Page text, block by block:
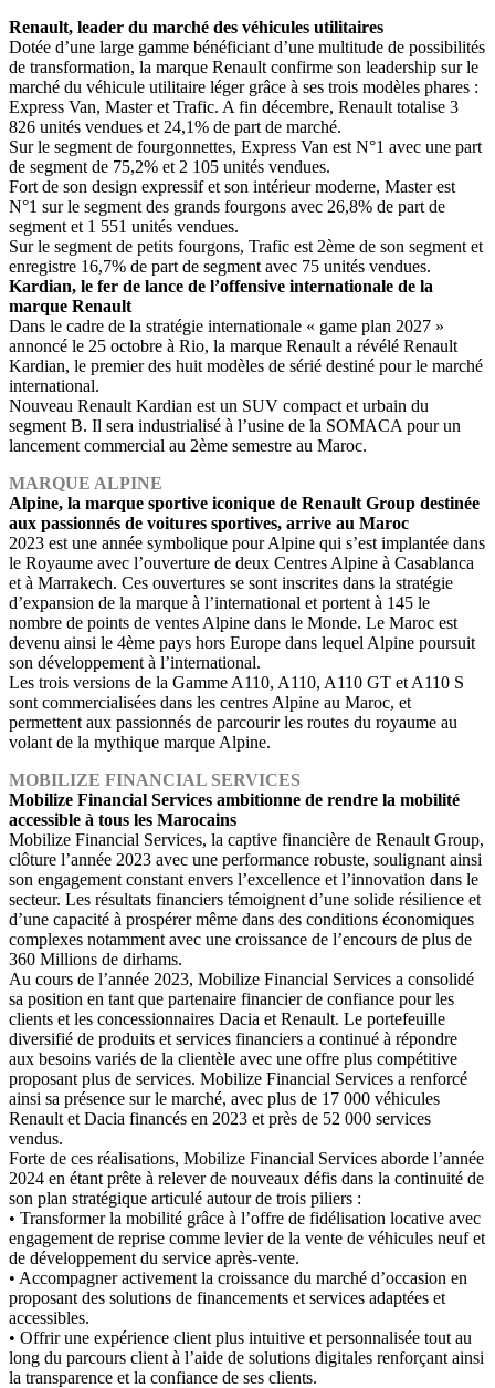
Renault, leader du marché des véhicules utilitaires
Dotée d’une large gamme bénéficiant d’une multitude de possibilités
de transformation, la marque Renault confirme son leadership sur le
marché du véhicule utilitaire léger grâce à ses trois modèles phares :
Express Van, Master et Trafic. A fin décembre, Renault totalise 3
826 unités vendues et 24,1% de part de marché.
Sur le segment de fourgonnettes, Express Van est N°1 avec une part
de segment de 75,2% et 2 105 unités vendues.
Fort de son design expressif et son intérieur moderne, Master est
N°1 sur le segment des grands fourgons avec 26,8% de part de
segment et 1 551 unités vendues.
Sur le segment de petits fourgons, Trafic est 2ème de son segment et
enregistre 16,7% de part de segment avec 75 unités vendues.
Kardian, le fer de lance de l’offensive internationale de la
marque Renault
Dans le cadre de la stratégie internationale « game plan 2027 »
annoncé le 25 octobre à Rio, la marque Renault a révélé Renault
Kardian, le premier des huit modèles de sérié destiné pour le marché
international.
Nouveau Renault Kardian est un SUV compact et urbain du
segment B. Il sera industrialisé à l’usine de la SOMACA pour un
lancement commercial au 2ème semestre au Maroc.
MARQUE ALPINE
Alpine, la marque sportive iconique de Renault Group destinée
aux passionnés de voitures sportives, arrive au Maroc
2023 est une année symbolique pour Alpine qui s’est implantée dans
le Royaume avec l’ouverture de deux Centres Alpine à Casablanca
et à Marrakech. Ces ouvertures se sont inscrites dans la stratégie
d’expansion de la marque à l’international et portent à 145 le
nombre de points de ventes Alpine dans le Monde. Le Maroc est
devenu ainsi le 4ème pays hors Europe dans lequel Alpine poursuit
son développement à l’international.
Les trois versions de la Gamme A110, A110, A110 GT et A110 S
sont commercialisées dans les centres Alpine au Maroc, et
permettent aux passionnés de parcourir les routes du royaume au
volant de la mythique marque Alpine.
MOBILIZE FINANCIAL SERVICES
Mobilize Financial Services ambitionne de rendre la mobilité
accessible à tous les Marocains
Mobilize Financial Services, la captive financière de Renault Group,
clôture l’année 2023 avec une performance robuste, soulignant ainsi
son engagement constant envers l’excellence et l’innovation dans le
secteur. Les résultats financiers témoignent d’une solide résilience et
d’une capacité à prospérer même dans des conditions économiques
complexes notamment avec une croissance de l’encours de plus de
360 Millions de dirhams.
Au cours de l’année 2023, Mobilize Financial Services a consolidé
sa position en tant que partenaire financier de confiance pour les
clients et les concessionnaires Dacia et Renault. Le portefeuille
diversifié de produits et services financiers a continué à répondre
aux besoins variés de la clientèle avec une offre plus compétitive
proposant plus de services. Mobilize Financial Services a renforcé
ainsi sa présence sur le marché, avec plus de 17 000 véhicules
Renault et Dacia financés en 2023 et près de 52 000 services
vendus.
Forte de ces réalisations, Mobilize Financial Services aborde l’année
2024 en étant prête à relever de nouveaux défis dans la continuité de
son plan stratégique articulé autour de trois piliers :
• Transformer la mobilité grâce à l’offre de fidélisation locative avec
engagement de reprise comme levier de la vente de véhicules neuf et
de développement du service après-vente.
• Accompagner activement la croissance du marché d’occasion en
proposant des solutions de financements et services adaptées et
accessibles.
• Offrir une expérience client plus intuitive et personnalisée tout au
long du parcours client à l’aide de solutions digitales renforçant ainsi
la transparence et la confiance de ses clients.